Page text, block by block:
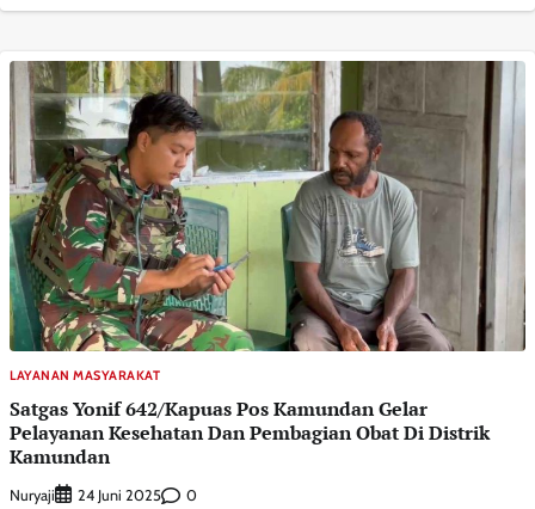
LAYANAN MASYARAKAT
Satgas Yonif 642/Kapuas Pos Kamundan Gelar
Pelayanan Kesehatan Dan Pembagian Obat Di Distrik
Kamundan
Nuryaji 24 Juni 2025 0